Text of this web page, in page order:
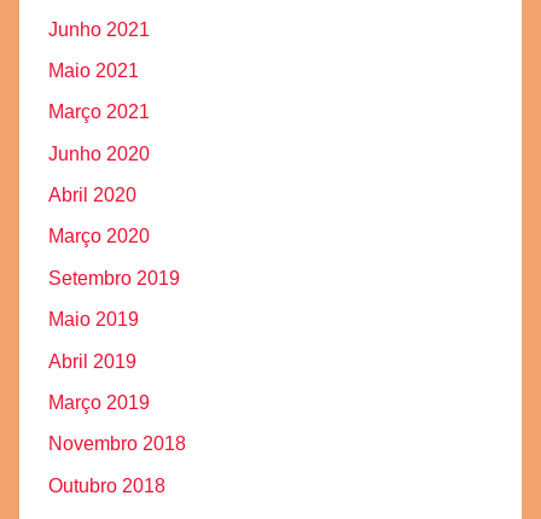
Junho 2021
Maio 2021
Março 2021
Junho 2020
Abril 2020
Março 2020
Setembro 2019
Maio 2019
Abril 2019
Março 2019
Novembro 2018
Outubro 2018